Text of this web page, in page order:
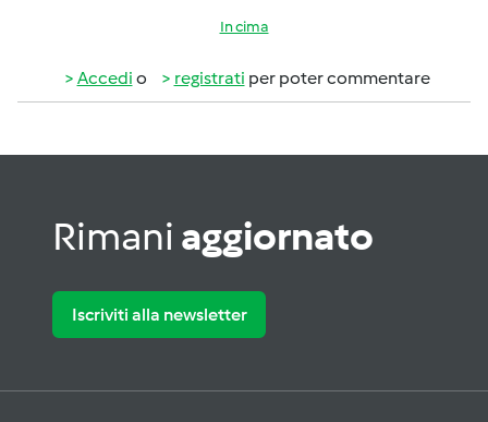
In cima
Accedi o registrati per poter commentare
Rimani aggiornato
Iscriviti alla newsletter